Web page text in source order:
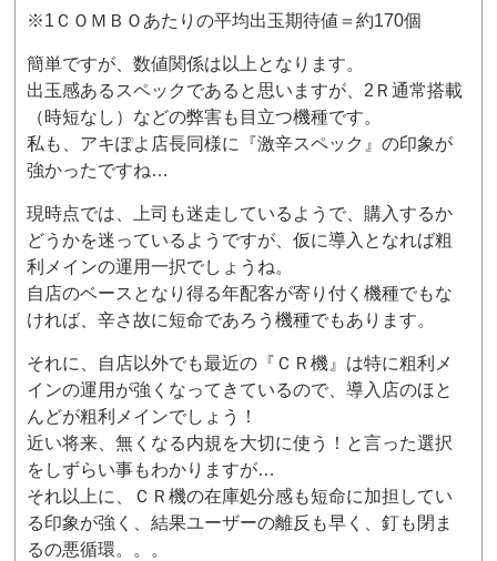
※1ＣＯＭＢＯあたりの平均出玉期待値＝約170個
簡単ですが、数値関係は以上となります。
出玉感あるスペックであると思いますが、2Ｒ通常搭載
（時短なし）などの弊害も目立つ機種です。
私も、アキぽよ店長同様に『激辛スペック』の印象が
強かったですね…
現時点では、上司も迷走しているようで、購入するか
どうかを迷っているようですが、仮に導入となれば粗
利メインの運用一択でしょうね。
自店のベースとなり得る年配客が寄り付く機種でもな
ければ、辛さ故に短命であろう機種でもあります。
それに、自店以外でも最近の『ＣＲ機』は特に粗利メ
インの運用が強くなってきているので、導入店のほと
んどが粗利メインでしょう！
近い将来、無くなる内規を大切に使う！と言った選択
をしずらい事もわかりますが…
それ以上に、ＣＲ機の在庫処分感も短命に加担してい
る印象が強く、結果ユーザーの離反も早く、釘も閉ま
るの悪循環。。。